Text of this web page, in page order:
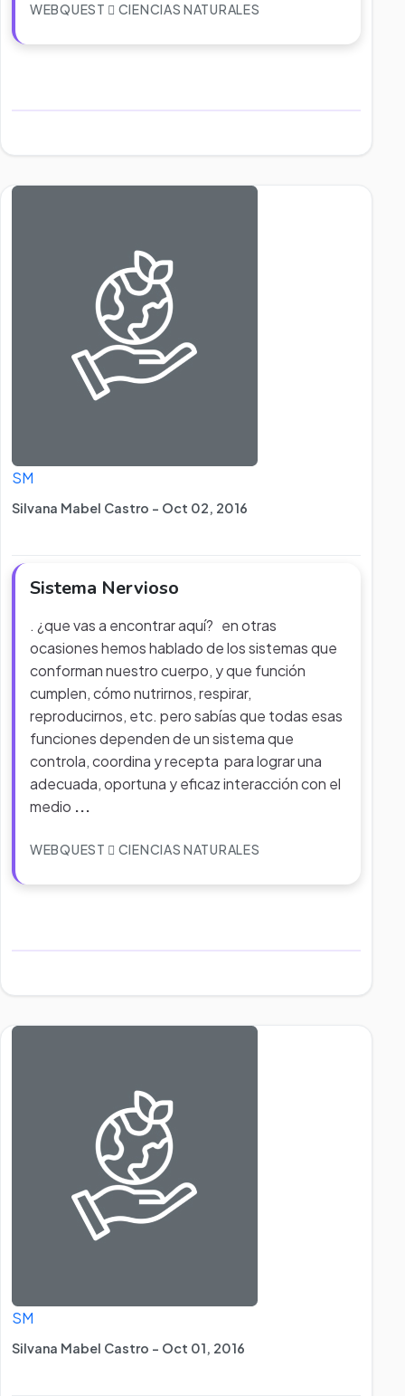
WEBQUEST CIENCIAS NATURALES
SM
Silvana Mabel Castro - Oct 02, 2016
Sistema Nervioso
. ¿que vas a encontrar aquí? en otras
ocasiones hemos hablado de los sistemas que
conforman nuestro cuerpo, y que función
cumplen, cómo nutrirnos, respirar,
reproducirnos, etc. pero sabías que todas esas
funciones dependen de un sistema que
controla, coordina y recepta para lograr una
adecuada, oportuna y eficaz interacción con el
medio ...
WEBQUEST CIENCIAS NATURALES
SM
Silvana Mabel Castro - Oct 01, 2016